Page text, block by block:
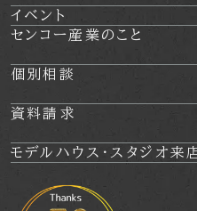
イベント
センコー産業のこと
個別相談
資料請求
モデルハウス・ スタジオ来